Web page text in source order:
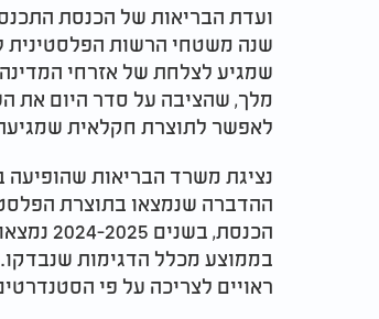
ועדת הבריאות של הכנסת
שנה משטחי הרשות הפלסטינית
שמגיע לצלחת של אזרחי
מלך, שהציבה על סדר היום את
לאפשר לתוצרת חקלאית שמגיעה
נציגת משרד הבריאות שהופיעה
ההדברה שנמצאו בתוצרת
בממוצע מכלל הדגימות
ראויים לצריכה על פי